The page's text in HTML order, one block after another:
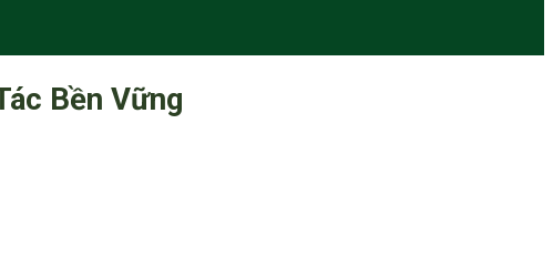
Bền Vững